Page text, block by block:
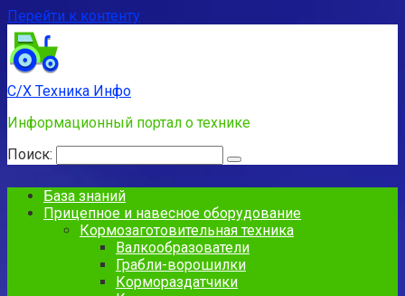
Перейти к контенту
С/Х Техника Инфо
Информационный портал о технике
Поиск:
База знаний
Прицепное и навесное оборудование
Кормозаготовительная техника
Валкообразователи
Грабли-ворошилки
Кормораздатчики